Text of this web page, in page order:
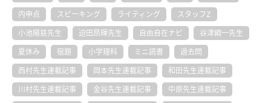
内申点 スピーキング ライティング スタッフZ
小池陽慈先生 迫田昂輝先生 自由自在ナビ 谷津綱一先生
夏休み 宿題 小学理科 ミニ読書 過去問
西村先生連載記事 岡本先生連載記事 和田先生連載記事
川村先生連載記事 金谷先生連載記事 中原先生連載記事